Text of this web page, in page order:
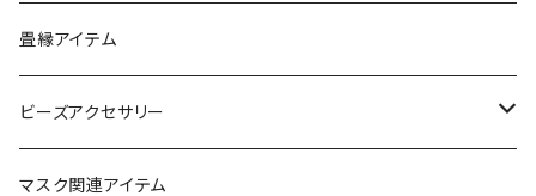
バッグチャーム
カーアクセサリー
ミニサンキャッチャー
カードケース
コインケース
長財布
畳縁アイテム
ビーズアクセサリー
チャーム
マスク関連アイテム